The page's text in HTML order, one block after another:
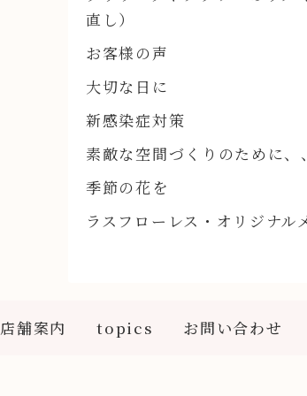
直し）
お客様の声
大切な日に
新感染症対策
素敵な空間づくりのために、
季節の花を
ラスフローレス・オリジナル
店舗案内 topics お問い合わせ